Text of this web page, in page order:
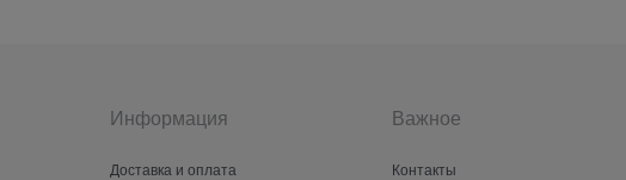
Информация
Доставка и оплата
Важное
Контакты